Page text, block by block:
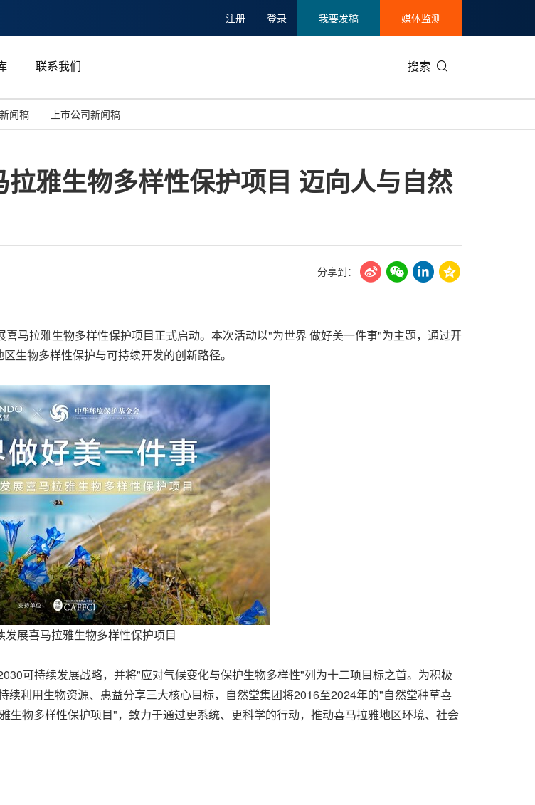
注册 登录 我要发稿 媒体监测
联系我们 搜索
投资并购
碳中和
能源化工与环保
娱乐时尚与艺术
马来西亚
新加坡
闻稿 上市公司新闻稿
雅生物多样性保护项目 迈向人与自然
分享到：
马拉雅生物多样性保护项目正式启动。本次活动以"为世界 做好美一件事"为主题，通过开
生物多样性保护与可持续开发的创新路径。
发展喜马拉雅生物多样性保护项目
可持续发展战略，并将"应对气候变化与保护生物多样性"列为十二项目标之首。为积极
利用生物资源、惠益分享三大核心目标，自然堂集团将2016至2024年的"自然堂种草喜
物多样性保护项目"，致力于通过更系统、更科学的行动，推动喜马拉雅地区环境、社会